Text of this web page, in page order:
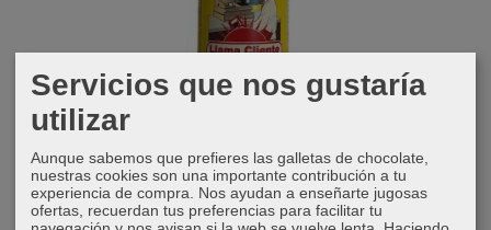
Ambientador llama cliente
Servicios que nos gustaría
utilizar
Aunque sabemos que prefieres las galletas de chocolate,
nuestras cookies son una importante contribución a tu
experiencia de compra. Nos ayudan a enseñarte jugosas
ofertas, recuerdan tus preferencias para facilitar tu